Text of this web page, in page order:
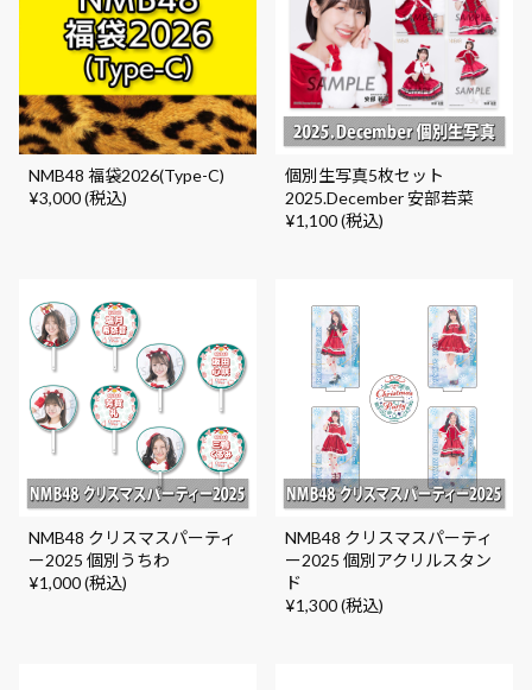
NMB48 福袋2026(Type-C)
¥3,000 (税込)
個別生写真5枚セット
2025.December 安部若菜
¥1,100 (税込)
NMB48 クリスマスパーティ
ー2025 個別うちわ
¥1,000 (税込)
NMB48 クリスマスパーティ
ー2025 個別アクリルスタン
ド
¥1,300 (税込)